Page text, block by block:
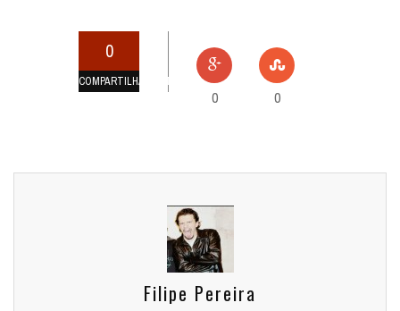
0
COMPARTILHAMENTOS
0 0
Filipe Pereira